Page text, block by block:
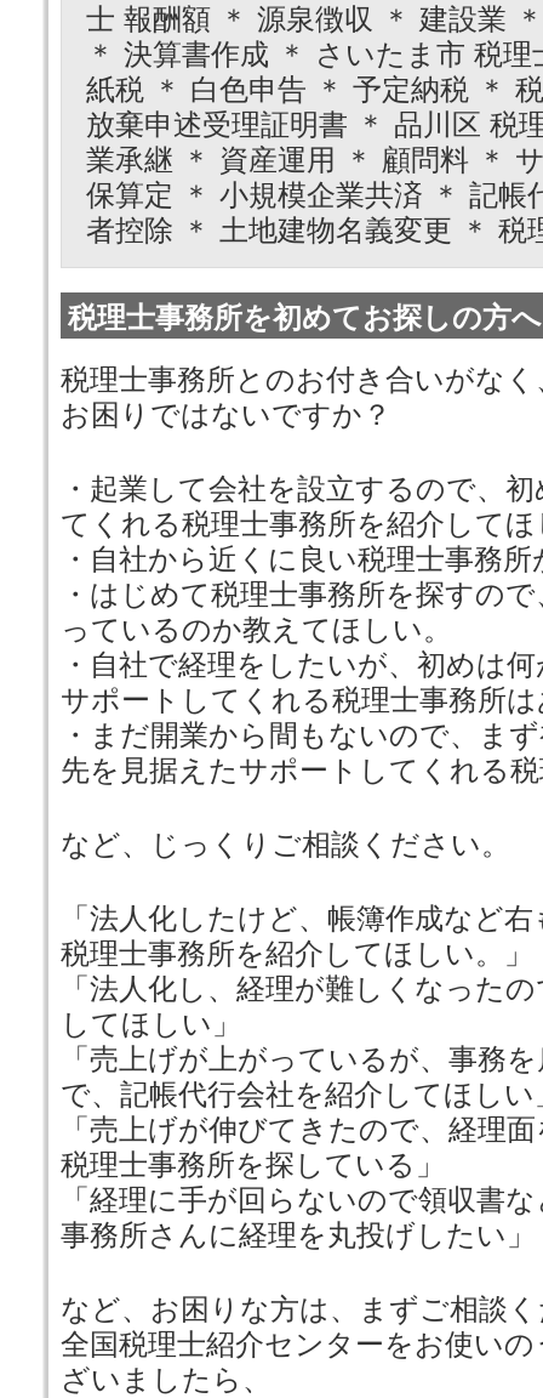
士 報酬額 ＊ 源泉徴収 ＊ 建設業
＊ 決算書作成 ＊ さいたま市 税
紙税 ＊ 白色申告 ＊ 予定納税 ＊
放棄申述受理証明書 ＊ 品川区 税
業承継 ＊ 資産運用 ＊ 顧問料 ＊
保算定 ＊ 小規模企業共済 ＊ 記帳
者控除 ＊ 土地建物名義変更 ＊ 税
税理士事務所を初めてお探しの方へ
税理士事務所とのお付き合いがな
お困りではないですか？
・起業して会社を設立するので、
てくれる税理士事務所を紹介して
・自社から近くに良い税理士事務
・はじめて税理士事務所を探すの
っているのか教えてほしい。
・自社で経理をしたいが、初めは
サポートしてくれる税理士事務所
・まだ開業から間もないので、ま
先を見据えたサポートしてくれる
など、じっくりご相談ください。
「法人化したけど、帳簿作成など
税理士事務所を紹介してほしい。」
「法人化し、経理が難しくなった
してほしい」
「売上げが上がっているが、事務
で、記帳代行会社を紹介してほしい
「売上げが伸びてきたので、経理
税理士事務所を探している」
「経理に手が回らないので領収書
事務所さんに経理を丸投げしたい」
など、お困りな方は、まずご相談
全国税理士紹介センターをお使い
ざいましたら、